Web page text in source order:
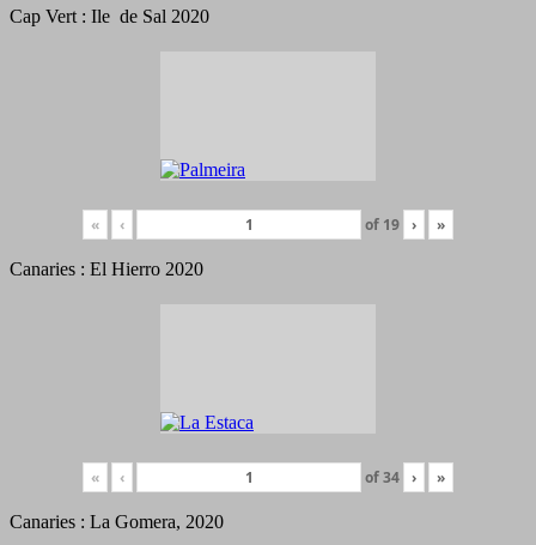
Cap Vert : Ile de Sal 2020
« ‹ of 19 › »
Canaries : El Hierro 2020
« ‹ of34 › »
Canaries : La Gomera, 2020